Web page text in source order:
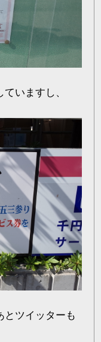
いますし、
とツイッターも